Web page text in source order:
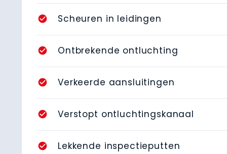
check_circle Scheuren in leidingen
check_circle Ontbrekende ontluchting
check_circle Verkeerde aansluitingen
check_circle Verstopt ontluchtingskanaal
check_circle Lekkende inspectieputten